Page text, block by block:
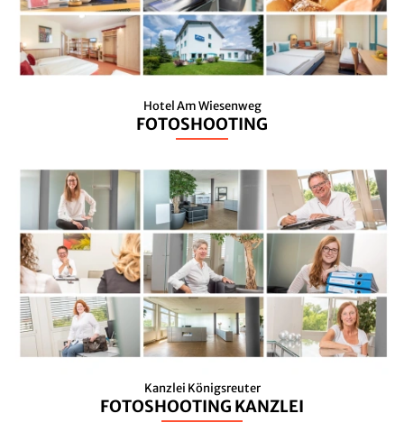
Hotel Am Wiesenweg
FOTOSHOOTING
Kanzlei Königsreuter
FOTOSHOOTING KANZLEI